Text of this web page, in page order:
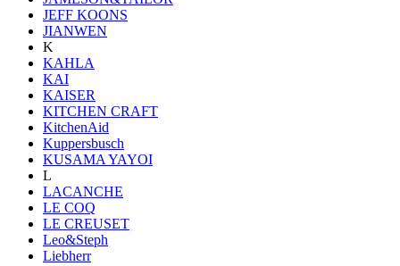
JEFF KOONS
JIANWEN
K
KAHLA
KAI
KAISER
KITCHEN CRAFT
KitchenAid
Kuppersbusch
KUSAMA YAYOI
L
LACANCHE
LE COQ
LE CREUSET
Leo&Steph
Liebherr